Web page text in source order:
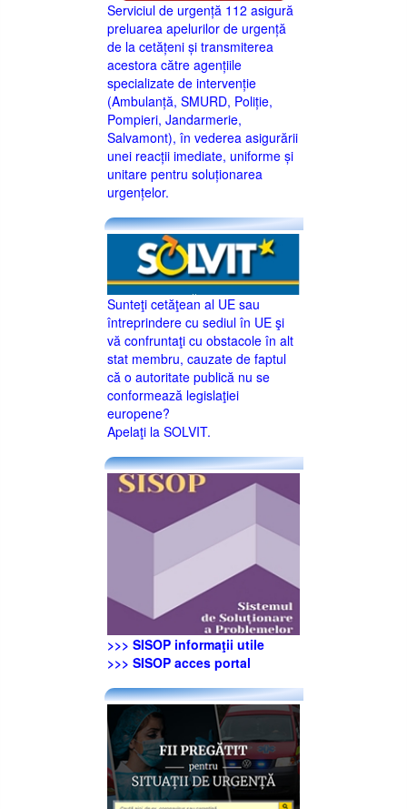
Serviciul de urgență 112 asigură
preluarea apelurilor de urgență
de la cetățeni și transmiterea
acestora către agențiile
specializate de intervenție
(Ambulanță, SMURD, Poliție,
Pompieri, Jandarmerie,
Salvamont), în vederea asigurării
unei reacții imediate, uniforme și
unitare pentru soluționarea
urgențelor.
Sunteţi cetăţean al UE sau
întreprindere cu sediul în UE şi
vă confruntaţi cu obstacole în alt
stat membru, cauzate de faptul
că o autoritate publică nu se
conformează legislaţiei
europene?
Apelaţi la SOLVIT.
>>> SISOP informaţii utile
>>> SISOP acces portal